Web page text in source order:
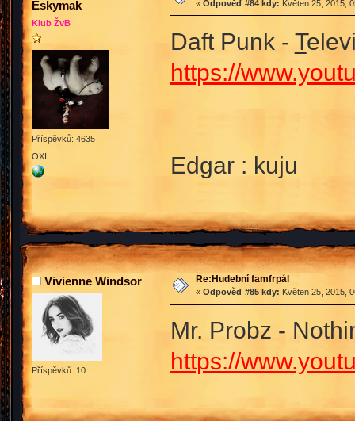
Eskymak
Klub ŽvB
Příspěvků: 4635
OXI!
« Odpověď #84 kdy: Květen 25, 2015,
Daft Punk - T
https://
Edgar : kuju
Vivienne Windsor
Příspěvků: 10
Re:Hudební famfrpál
« Odpověď #85 kdy: Květen 25, 2015,
Mr. Probz -
https://